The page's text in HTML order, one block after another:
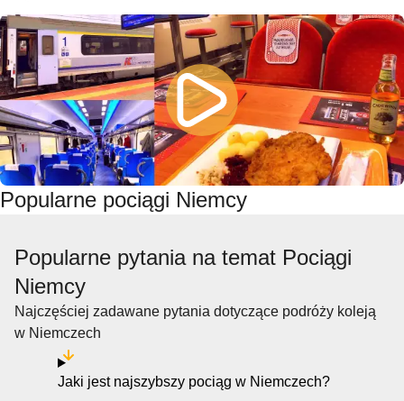
Popularne pociągi Niemcy
Popularne pytania na temat Pociągi
Niemcy
Najczęściej zadawane pytania dotyczące podróży koleją
w Niemczech
Jaki jest najszybszy pociąg w Niemczech?